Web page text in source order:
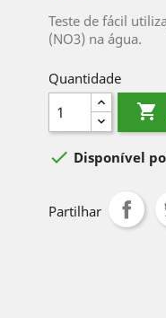
Teste de fácil
(NO3) na água.
Quantidade

 Disponível
Partilhar